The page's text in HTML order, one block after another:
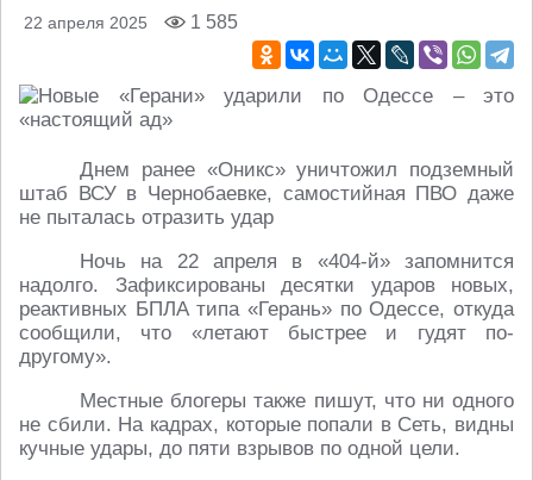
22 апреля 2025 1 585
Днем ранее «Оникс» уничтожил подземный
штаб ВСУ в Чернобаевке, самостийная ПВО даже
не пыталась отразить удар
Ночь на 22 апреля в «404-й» запомнится
надолго. Зафиксированы десятки ударов новых,
реактивных БПЛА типа «Герань» по Одессе, откуда
сообщили, что «летают быстрее и гудят по-
другому».
Местные блогеры также пишут, что ни одного
не сбили. На кадрах, которые попали в Сеть, видны
кучные удары, до пяти взрывов по одной цели.